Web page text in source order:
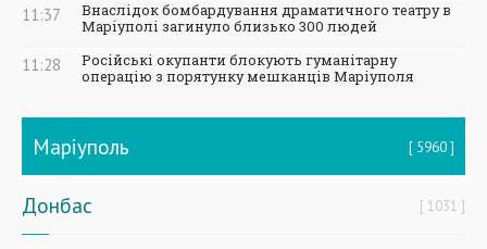
11:37
Внаслідок бомбардування драматичного театру в
Маріуполі загинуло близько 300 людей
11:28
Російські окупанти блокують гуманітарну
операцію з порятунку мешканців Маріуполя
Маріуполь 5960
Донбас 1031